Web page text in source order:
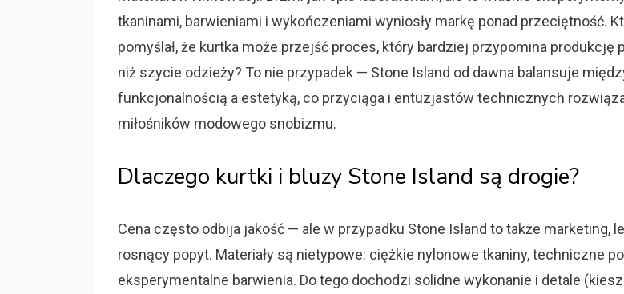
tkaninami, barwieniami i wykończeniami wyniosły markę ponad przeciętność.
pomyślał, że kurtka może przejść proces, który bardziej przypomina produkcję
niż szycie odzieży? To nie przypadek — Stone Island od dawna balansuje
funkcjonalnością a estetyką, co przyciąga i entuzjastów technicznych
miłośników modowego snobizmu.
Dlaczego kurtki i bluzy Stone Island są drogie?
Cena często odbija jakość — ale w przypadku Stone Island to także marketing,
rosnący popyt. Materiały są nietypowe: ciężkie nylonowe tkaniny, techniczne
eksperymentalne barwienia. Do tego dochodzi solidne wykonanie i detale